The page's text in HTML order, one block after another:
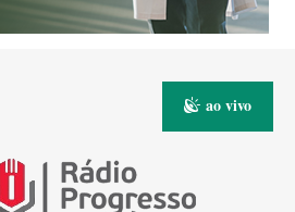
ao vivo